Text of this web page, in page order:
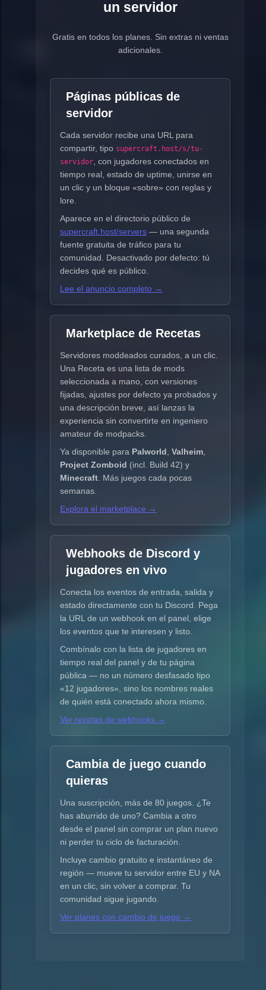
un servidor
Gratis en todos los planes. Sin extras ni ventas
adicionales.
Páginas públicas de
servidor
Cada servidor recibe una URL para
compartir, tipo supercraft.host/s/tu-
servidor, con jugadores conectados en
tiempo real, estado de uptime, unirse en
un clic y un bloque «sobre» con reglas y
lore.
Aparece en el directorio público de
supercraft.host/servers — una segunda
fuente gratuita de tráfico para tu
comunidad. Desactivado por defecto: tú
decides qué es público.
Lee el anuncio completo →
Marketplace de Recetas
Servidores moddeados curados, a un clic.
Una Receta es una lista de mods
seleccionada a mano, con versiones
fijadas, ajustes por defecto ya probados y
una descripción breve, así lanzas la
experiencia sin convertirte en ingeniero
amateur de modpacks.
Ya disponible para Palworld, Valheim,
Project Zomboid (incl. Build 42) y
Minecraft. Más juegos cada pocas
semanas.
Explora el marketplace →
Webhooks de Discord y
jugadores en vivo
Conecta los eventos de entrada, salida y
estado directamente con tu Discord. Pega
la URL de un webhook en el panel, elige
los eventos que te interesen y listo.
Combínalo con la lista de jugadores en
tiempo real del panel y de tu página
pública — no un número desfasado tipo
«12 jugadores», sino los nombres reales
de quién está conectado ahora mismo.
Ver recetas de webhooks →
Cambia de juego cuando
quieras
Una suscripción, más de 80 juegos. ¿Te
has aburrido de uno? Cambia a otro
desde el panel sin comprar un plan nuevo
ni perder tu ciclo de facturación.
Incluye cambio gratuito e instantáneo de
región — mueve tu servidor entre EU y NA
en un clic, sin volver a comprar. Tu
comunidad sigue jugando.
Ver planes con cambio de juego →